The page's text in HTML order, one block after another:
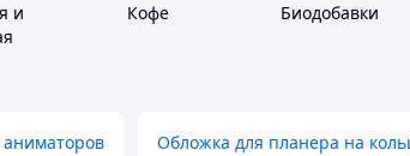
и
Кофе Биодобавки
Обложка для планера на